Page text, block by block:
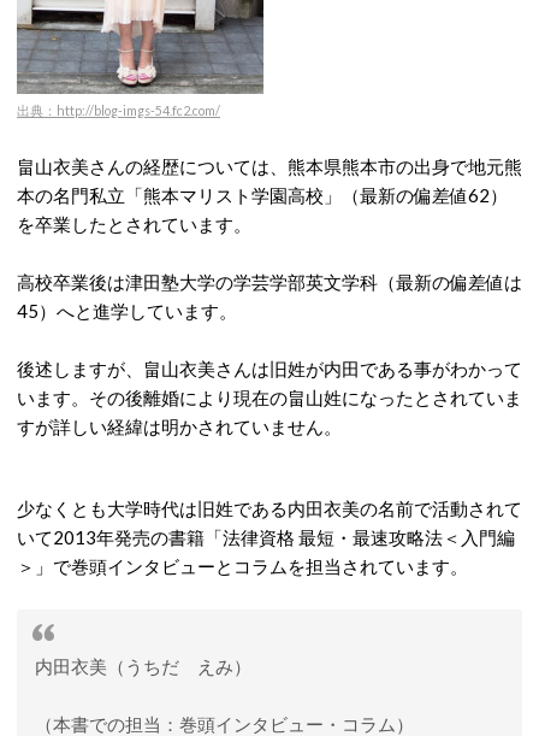
出典：http://blog-imgs-54.fc2.com/
畠山衣美さんの経歴については、熊本県熊本市の出身で地元熊
本の名門私立「熊本マリスト学園高校」（最新の偏差値62）
を卒業したとされています。
高校卒業後は津田塾大学の学芸学部英文学科（最新の偏差値は
45）へと進学しています。
後述しますが、畠山衣美さんは旧姓が内田である事がわかって
います。その後離婚により現在の畠山姓になったとされていま
すが詳しい経緯は明かされていません。
少なくとも大学時代は旧姓である内田衣美の名前で活動されて
いて2013年発売の書籍「法律資格 最短・最速攻略法＜入門編
＞」で巻頭インタビューとコラムを担当されています。
内田衣美（うちだ えみ）
（本書での担当：巻頭インタビュー・コラム）